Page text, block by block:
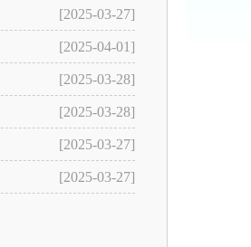
[2025-03-27]
[2025-04-01]
[2025-03-28]
[2025-03-28]
[2025-03-27]
[2025-03-27]